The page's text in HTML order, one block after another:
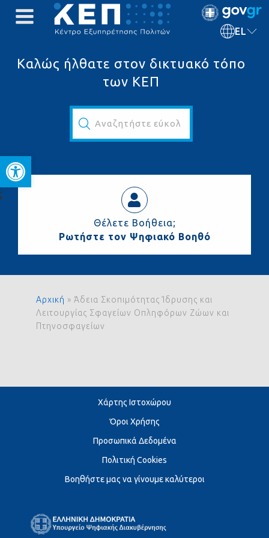
Ανοίξτε τη γραμμή
EL
Καλώς ήλθατε στον δικτυακό τόπο
των ΚΕΠ
Αναζητήστε εύκολα και γρήγορα...
Θέλετε Βοήθεια;
Ρωτήστε τον Ψηφιακό Βοηθό
Αρχική » Άδεια Σκοπιμότητας Ίδρυσης και
Λειτουργίας Σφαγείων Οπληφόρων Ζώων και
Πτηνοσφαγείων
Χάρτης Ιστοχώρου
Όροι Χρήσης
Προσωπικά Δεδομένα
Πολιτική Cookies
Βοηθήστε μας να γίνουμε καλύτεροι